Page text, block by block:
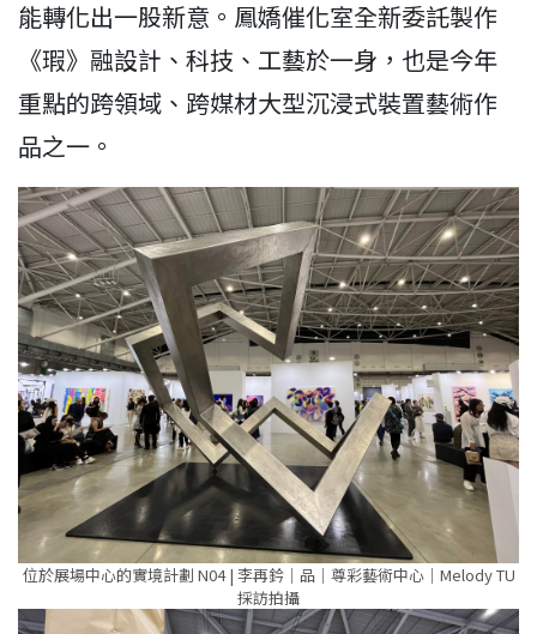
能轉化出一股新意。鳳嬌催化室全新委託製作
《瑕》融設計、科技、工藝於一身，也是今年
重點的跨領域、跨媒材大型沉浸式裝置藝術作
品之一。
位於展場中心的實境計劃 N04 | 李再鈐｜品｜尊彩藝術中心｜Melody TU
採訪拍攝